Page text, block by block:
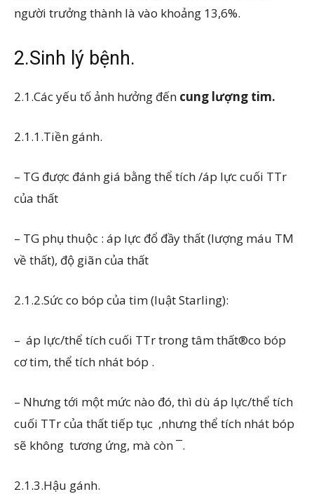
người trưởng thành là vào khoảng 13,6%.
2.Sinh lý bệnh.
2.1.Các yếu tố ảnh hưởng đến cung lượng tim.
2.1.1.Tiền gánh.
– TG được đánh giá bằng thể tích /áp lực cuối TTr
của thất
– TG phụ thuộc : áp lực đổ đầy thất (lượng máu TM
về thất), độ giãn của thất
2.1.2.Sức co bóp của tim (luật Starling):
– ­ áp lực/thể tích cuối TTr trong tâm thất®­co bóp
cơ tim, thể tích nhát bóp ­.
– Nhưng tới một mức nào đó, thì dù áp lực/thể tích
cuối TTr của thất tiếp tục ­ ,nhưng thể tích nhát bóp
sẽ không ­ tương ứng, mà còn ¯.
2.1.3.Hậu gánh.